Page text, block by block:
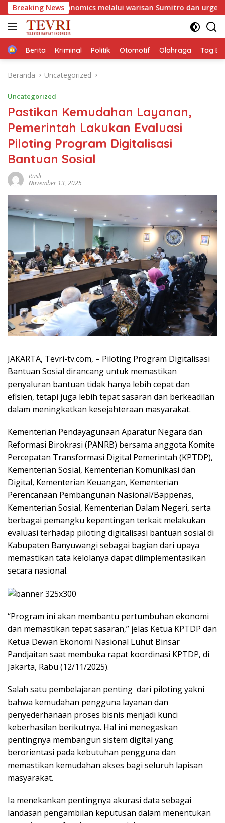
Langsung
ke
konten
Breaking News
melalui warisan Sumitro dan urgensi UU
HomeBerita Kriminal Politik Otomotif Olahraga Tag
Beranda Uncategorized
Uncategorized
Pastikan Kemudahan Layanan,
Pemerintah Lakukan Evaluasi
Piloting Program Digitalisasi
Bantuan Sosial
Rusli
November 13, 2025
JAKARTA, Tevri-tv.com, – Piloting Program Digitalisasi
Bantuan Sosial dirancang untuk memastikan
penyaluran bantuan tidak hanya lebih cepat dan
efisien, tetapi juga lebih tepat sasaran dan berkeadilan
dalam meningkatkan kesejahteraan masyarakat.
Kementerian Pendayagunaan Aparatur Negara dan
Reformasi Birokrasi (PANRB) bersama anggota Komite
Percepatan Transformasi Digital Pemerintah (KPTDP),
Kementerian Sosial, Kementerian Komunikasi dan
Digital, Kementerian Keuangan, Kementerian
Perencanaan Pembangunan Nasional/Bappenas,
Kementerian Sosial, Kementerian Dalam Negeri, serta
berbagai pemangku kepentingan terkait melakukan
evaluasi terhadap piloting digitalisasi bantuan sosial di
Kabupaten Banyuwangi sebagai bagian dari upaya
memastikan tata kelolanya dapat diimplementasikan
secara nasional.
“Program ini akan membantu pertumbuhan ekonomi
dan memastikan tepat sasaran,” jelas Ketua KPTDP dan
Ketua Dewan Ekonomi Nasional Luhut Binsar
Pandjaitan saat membuka rapat koordinasi KPTDP, di
Jakarta, Rabu (12/11/2025).
Salah satu pembelajaran penting dari piloting yakni
bahwa kemudahan pengguna layanan dan
penyederhanaan proses bisnis menjadi kunci
keberhasilan berikutnya. Hal ini menegaskan
pentingnya membangun sistem digital yang
berorientasi pada kebutuhan pengguna dan
memastikan kemudahan akses bagi seluruh lapisan
masyarakat.
Ia menekankan pentingnya akurasi data sebagai
landasan pengambilan keputusan dalam menentukan